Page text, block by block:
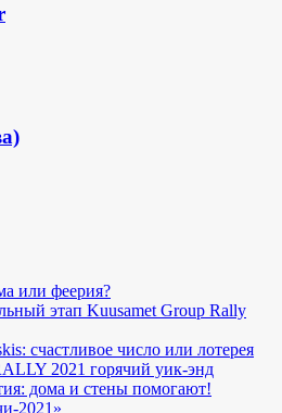
или феерия?
этап Kuusamet Group Rally
счастливое число или лотерея
2021 горячий уик-энд
дома и стены помогают!
2021»